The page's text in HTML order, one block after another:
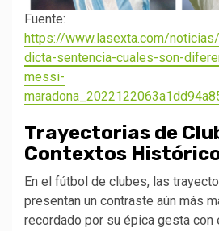
Fuente:
https://www.lasexta.com/
dicta-sentencia-cuales-son-
messi-
Trayectorias de
Contextos
En el fútbol de clubes, las
presentan un contraste aún más
recordado por su épica gesta con